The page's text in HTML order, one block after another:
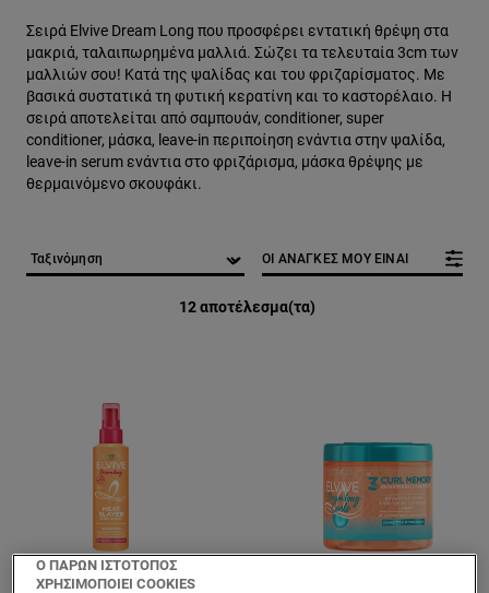
Σειρά Elvive Dream Long που προσφέρει εντατική θρέψη στα
μακριά, ταλαιπωρημένα μαλλιά. Σώζει τα τελευταία 3cm των
μαλλιών σου! Κατά της ψαλίδας και του φριζαρίσματος. Με
βασικά συστατικά τη φυτική κερατίνη και το καστορέλαιο. Η
σειρά αποτελείται από σαμπουάν, conditioner, super
conditioner, μάσκα, leave-in περιποίηση ενάντια στην ψαλίδα,
leave-in serum ενάντια στο φριζάρισμα, μάσκα θρέψης με
θερμαινόμενο σκουφάκι.
12 αποτέλεσμα(τα)
ΟΙ ΑΝΑΓΚΕΣ ΜΟΥ ΕΙΝΑΙ
Ο ΠΑΡΩΝ ΙΣΤΟΤΟΠΟΣ
ΧΡΗΣΙΜΟΠΟΙΕΙ COOKIES